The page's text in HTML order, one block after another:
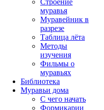
Строение
муравья
Муравейник в
разрезе
Таблица лёта
Методы
изучения
Фильмы о
муравьях
Библиотека
Муравьи дома
С чего начать
Формикарии